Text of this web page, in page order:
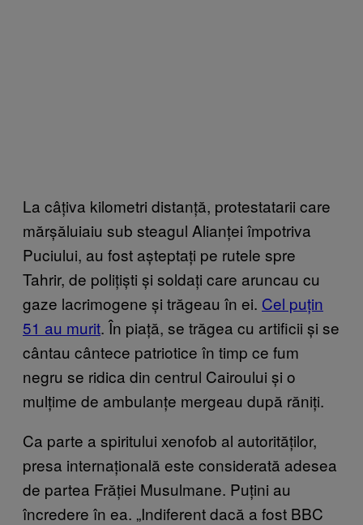
La câțiva kilometri distanță, protestatarii care
mărșăluiaiu sub steagul Alianței împotriva
Puciului, au fost așteptați pe rutele spre
Tahrir, de polițiști și soldați care aruncau cu
gaze lacrimogene și trăgeau în ei. Cel puțin
51 au murit. În piață, se trăgea cu artificii și se
cântau cântece patriotice în timp ce fum
negru se ridica din centrul Cairoului și o
mulțime de ambulanțe mergeau după răniți.
Ca parte a spiritului xenofob al autorităților,
presa internațională este considerată adesea
de partea Frăției Musulmane. Puțini au
încredere în ea. „Indiferent dacă a fost BBC